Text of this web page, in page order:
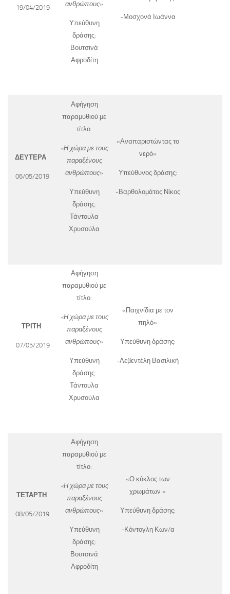
19/04/2019 ανθρώπους»
Υπεύθυνη
δράσης:
Βουτσινά
Αφροδίτη
-Μοσχονά Ιωάννα
ΔΕΥΤΕΡΑ
06/05/2019
Αφήγηση
παραμυθιού με
τίτλο:
«Η χώρα με τους
παραξένους
ανθρώπους»
Υπεύθυνη
δράσης:
Τάντουλα
Χρυσούλα
«Αναπαριστώντας το
νερό»
Υπεύθυνος δράσης:
-Βαρθολομάτος Νίκος
ΤΡΙΤΗ
07/05/2019
Αφήγηση
παραμυθιού με
τίτλο:
«Η χώρα με τους
παραξένους
ανθρώπους»
Υπεύθυνη
δράσης:
Τάντουλα
Χρυσούλα
«Παιχνίδια με τον
πηλό»
Υπεύθυνη δράσης:
-Λεβεντέλη Βασιλική
ΤΕΤΑΡΤΗ
08/05/2019
Αφήγηση
παραμυθιού με
τίτλο:
«Η χώρα με τους
παραξένους
ανθρώπους»
Υπεύθυνη
δράσης:
Βουτσινά
Αφροδίτη
«Ο κύκλος των
χρωμάτων »
Υπεύθυνη δράσης:
-Κόντογλη Κων/α